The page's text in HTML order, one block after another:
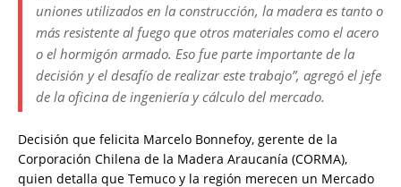
uniones utilizados en la construcción, la madera es tanto o
más resistente al fuego que otros materiales como el acero
o el hormigón armado. Eso fue parte importante de la
decisión y el desafío de realizar este trabajo”, agregó el jefe
de la oficina de ingeniería y cálculo del mercado.
Decisión que felicita Marcelo Bonnefoy, gerente de la
Corporación Chilena de la Madera Araucanía (CORMA),
quien detalla que Temuco y la región merecen un Mercado